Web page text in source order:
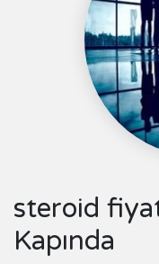
steroid
Kapında